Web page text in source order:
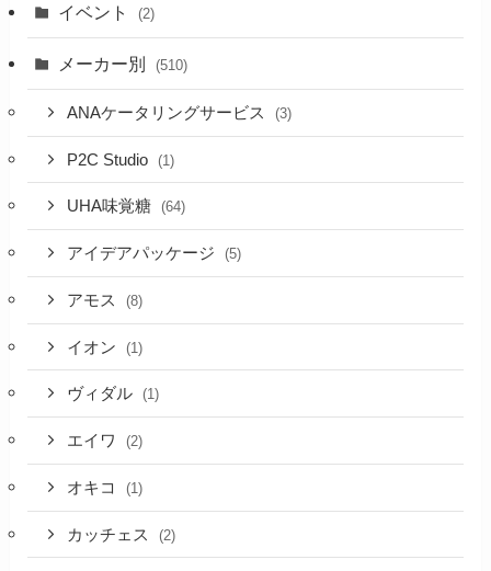
イベント (2)
メーカー別 (510)
ANAケータリングサービス (3)
P2C Studio (1)
UHA味覚糖 (64)
アイデアパッケージ (5)
アモス (8)
イオン (1)
ヴィダル (1)
エイワ (2)
オキコ (1)
カッチェス (2)